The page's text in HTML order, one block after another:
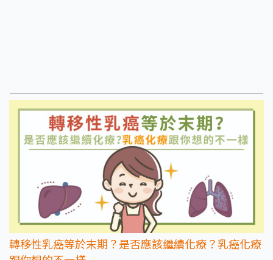
轉移性乳癌等於末期？是否應該繼續化療？乳癌化療